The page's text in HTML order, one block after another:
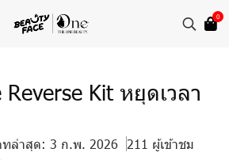
0
Kit หยุดเวลา
ทล่าสุด: 3 ก.พ. 2026 211 ผู้เข้าชม